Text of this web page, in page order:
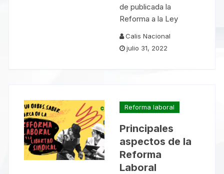
de publicada la
Reforma a la Ley
Calis Nacional
julio 31, 2022
Reforma laboral
Principales
aspectos de la
Reforma
Laboral